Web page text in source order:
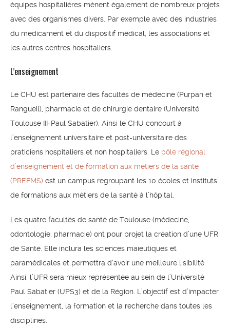
équipes hospitalières mènent également de nombreux projets
avec des organismes divers. Par exemple avec des industries
du médicament et du dispositif médical, les associations et
les autres centres hospitaliers.
L’enseignement
Le CHU est partenaire des facultés de médecine (Purpan et
Rangueil), pharmacie et de chirurgie dentaire (Université
Toulouse III-Paul Sabatier). Ainsi le CHU concourt à
l’enseignement universitaire et post-universitaire des
praticiens hospitaliers et non hospitaliers. Le pôle régional
d’enseignement et de formation aux métiers de la santé
(PREFMS) est un campus regroupant les 10 écoles et instituts
de formations aux métiers de la santé à l’hôpital.
Les quatre facultés de santé de Toulouse (médecine,
odontologie, pharmacie) ont pour projet la création d’une UFR
de Santé. Elle inclura les sciences maïeutiques et
paramédicales et permettra d’avoir une meilleure lisibilité.
Ainsi, l’UFR sera mieux représentée au sein de l’Université
Paul Sabatier (UPS3) et de la Région. L’objectif est d’impacter
l’enseignement, la formation et la recherche dans toutes les
disciplines.